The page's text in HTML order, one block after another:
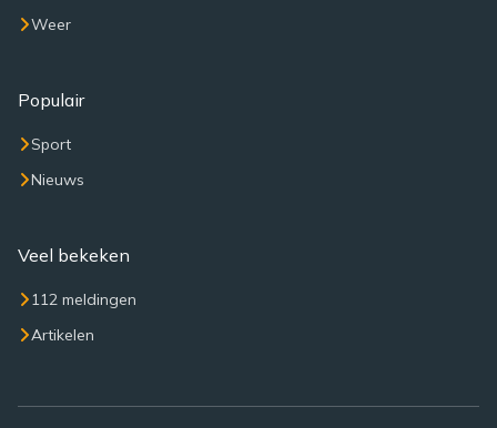
Weer
Populair
Sport
Nieuws
Veel bekeken
112 meldingen
Artikelen